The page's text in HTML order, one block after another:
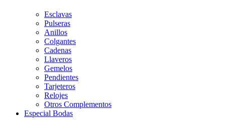
Esclavas
Pulseras
Anillos
Colgantes
Cadenas
Llaveros
Gemelos
Pendientes
Tarjeteros
Relojes
Otros Complementos
Especial Bodas